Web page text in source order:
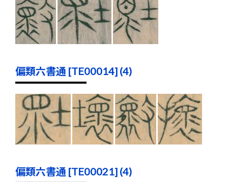
偏類六書通 [TE00014] (4)
偏類六書通 [TE00021] (4)